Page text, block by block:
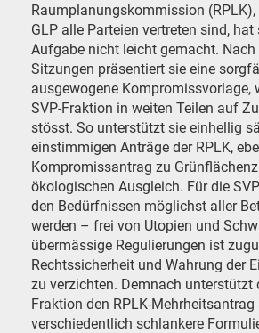
Raumplanungskommission (RPLK),
GLP alle Parteien vertreten sind, hat
Aufgabe nicht leicht gemacht. Nach
Sitzungen präsentiert sie eine
ausgewogene Kompromissvorlage,
SVP-Fraktion in weiten Teilen auf
stösst. So unterstützt sie einhellig
einstimmigen Anträge der RPLK,
Kompromissantrag zu
ökologischen Ausgleich. Für die
den Bedürfnissen möglichst aller
werden – frei von Utopien und
übermässige Regulierungen ist
Rechtssicherheit und Wahrung der
zu verzichten. Demnach unterstützt
Fraktion den RPLK-
verschiedentlich schlankere